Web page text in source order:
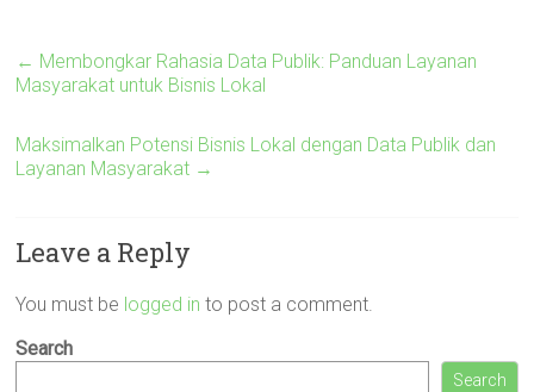
← Membongkar Rahasia Data Publik: Panduan Layanan
Masyarakat untuk Bisnis Lokal
Maksimalkan Potensi Bisnis Lokal dengan Data Publik dan
Layanan Masyarakat →
Leave a Reply
You must be logged in to post a comment.
Search
Search